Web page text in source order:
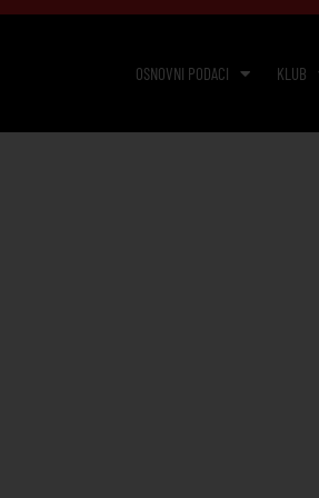
OSNOVNI PODACI KLUB